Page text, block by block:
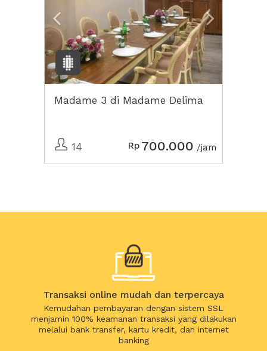
Madame 3 di Madame Delima
14 Rp 700.000 /jam
Transaksi online mudah dan terpercaya
Kemudahan pembayaran dengan sistem SSL
menjamin 100% keamanan transaksi yang dilakukan
melalui bank transfer, kartu kredit, dan internet
banking